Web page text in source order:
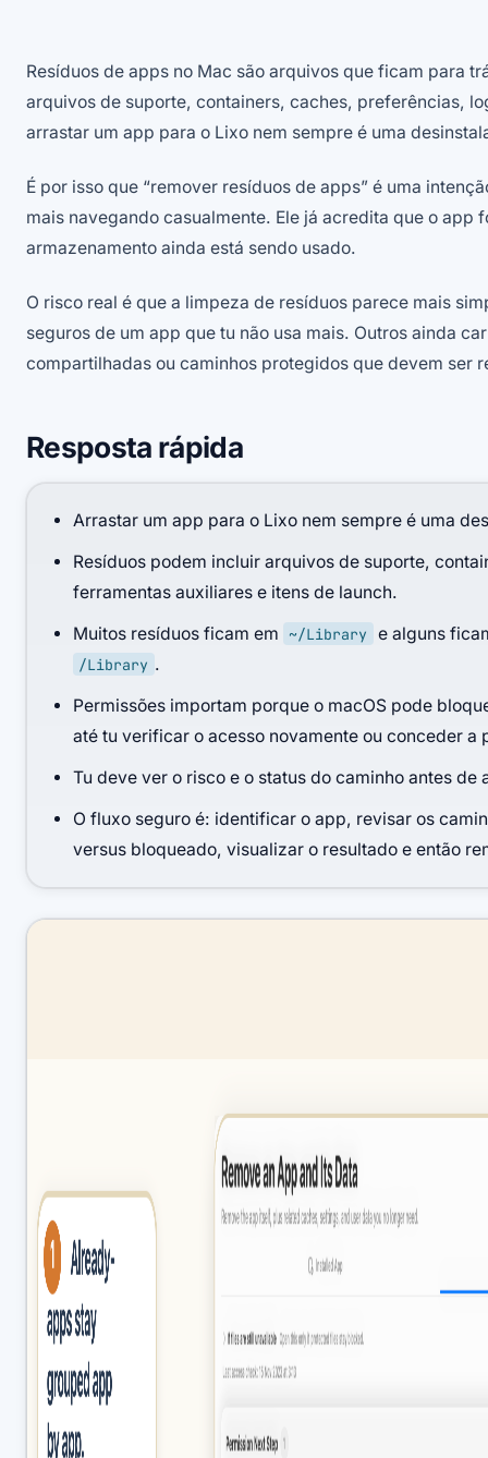
Resíduos de apps no Mac são arquivos que ficam para
arquivos de suporte, containers, caches, preferências,
arrastar um app para o Lixo nem sempre é uma
É por isso que “remover resíduos de apps” é uma
mais navegando casualmente. Ele já acredita que o app
armazenamento ainda está sendo usado.
O risco real é que a limpeza de resíduos parece mais
seguros de um app que tu não usa mais. Outros ainda
compartilhadas ou caminhos protegidos que devem ser
Resposta rápida
Arrastar um app para o Lixo nem sempre é uma
Resíduos podem incluir arquivos de suporte,
ferramentas auxiliares e itens de launch.
Muitos resíduos ficam em
~/Library e alguns
/Library .
Permissões importam porque o macOS pode
até tu verificar o acesso novamente ou conceder a
Tu deve ver o risco e o status do caminho antes de
O fluxo seguro é: identificar o app, revisar os
versus bloqueado, visualizar o resultado e então